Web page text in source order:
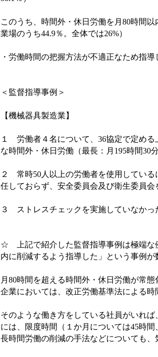
このうち、時間外・休日労働を月 80時間以
業場のうち44.9％。全体では26%）
・労働時間の把握方法が不適正なため指導
＜監督指導事例＞
【機械器具製造業】
１ 労働者４名について、 36協定で定める
な時間外・休日労働（最長：月 195時間30
２ 常時50人以上の労働者を使用してい
任しておらず、安全委員会及び衛生委員会
３ ストレスチェックを実施していなかっ
☆ 上記で紹介した監督指導事例は極端な
内に削減するよう指導した」という事例が
月 80時間を超える時間外・休日労働が常
企業においては、改正労働基準法による
そのような働き方をしている社員がいれ
には、限度時間（１か月については45時間
長時間労働の削減の手法などについても、